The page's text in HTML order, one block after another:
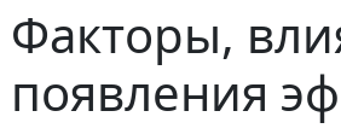
Факторы,
появления